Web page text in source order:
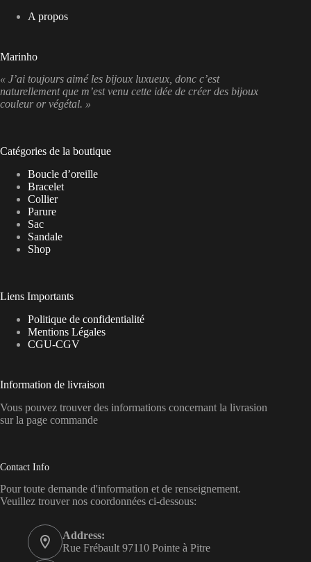
A propos
Marinho
« J’ai toujours aimé les bijoux luxueux, donc c’est
naturellement que m’est venu cette idée de créer des bijoux
couleur or végétal. »
Catégories de la boutique
Boucle d’oreille
Bracelet
Collier
Parure
Sac
Sandale
Shop
Liens Importants
Politique de confidentialité
Mentions Légales
CGU-CGV
Information de livraison
Vous pouvez trouver des informations concernant la livrasion
sur la page commande
Contact Info
Pour toute demande d'information et de renseignement.
Veuillez trouver nos coordonnées ci-dessous:
Address:
Rue Frébault 97110 Pointe à Pitre